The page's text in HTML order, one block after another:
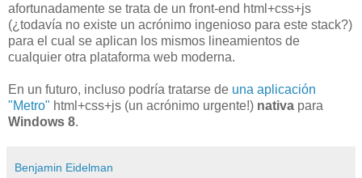
afortunadamente se trata de un front-end html+css+js
(¿todavía no existe un acrónimo ingenioso para este stack?)
para el cual se aplican los mismos lineamientos de
cualquier otra plataforma web moderna.
En un futuro, incluso podría tratarse de una aplicación
"Metro" html+css+js (un acrónimo urgente!) nativa para
Windows 8.
Benjamin Eidelman